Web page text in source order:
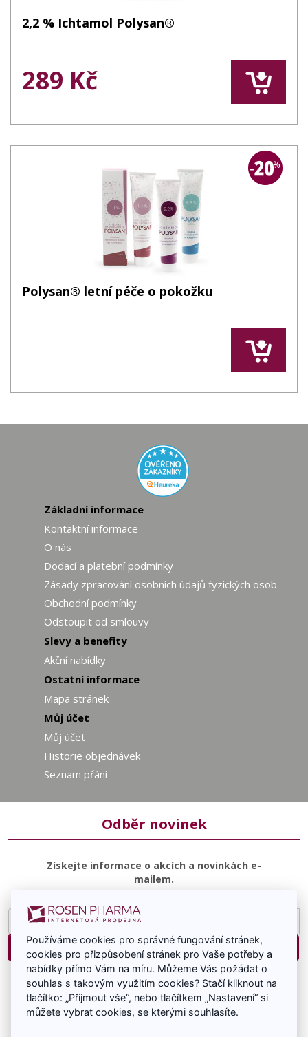
2,2 % Ichtamol Polysan®
289 Kč
Polysan® letní péče o pokožku
Základní informace
Kontaktní informace
O nás
Dodací a platební podmínky
Zásady zpracování osobních údajů fyzických osob
Obchodní podmínky
Odstoupit od smlouvy
Slevy a benefity
Akční nabídky
Ostatní informace
Mapa stránek
Můj účet
Můj účet
Historie objednávek
Seznam přání
Odběr novinek
Získejte informace o akcích a novinkách e-
mailem.
adresa
Přihlásit
Souhlasím se zasíláním e-mailové komunikace.
Používáme cookies pro správné fungování stránek,
cookies pro přizpůsobení stránek pro Vaše potřeby a
nabídky přímo Vám na míru. Můžeme Vás požádat o
souhlas s takovým využitím cookies? Stačí kliknout na
tlačítko: „Přijmout vše“, nebo tlačítkem „Nastavení“ si
můžete vybrat cookies, se kterými souhlasíte.